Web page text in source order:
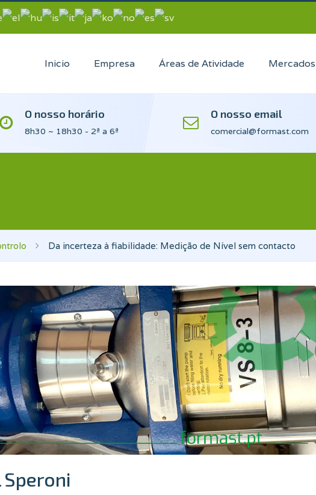
Inicio Empresa Áreas de Atividade Mercados
O nosso horário
8h30 ~ 18h30 - 2ª a 6ª
O nosso email
comercial@formast.com
Da incerteza à fiabilidade: Medição de Nível sem contacto